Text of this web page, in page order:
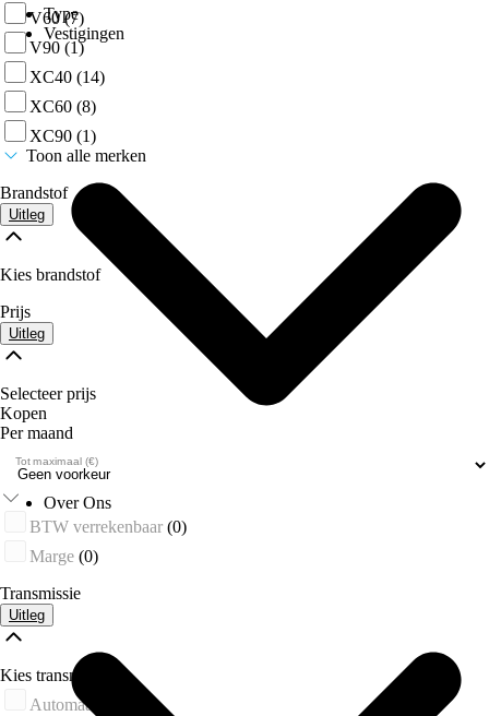
Type
Vestigingen
Over Ons
V60(7)
V90 (1)
XC40 (14)
XC60 (8)
XC90 (1)
Toon alle merken
Brandstof
Uitleg
Kies brandstof
Prijs
Uitleg
Selecteer prijs
Kopen
Per maand
Tot maximaal (€)
BTW verrekenbaar (0)
Marge (0)
Transmissie
Uitleg
Kies transmissie
Automaat